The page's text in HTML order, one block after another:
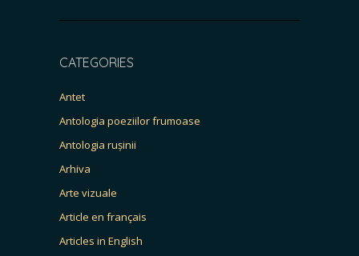
CATEGORIES
Antet
Antologia poeziilor frumoase
Antologia rușinii
Arhiva
Arte vizuale
Article en français
Articles in English